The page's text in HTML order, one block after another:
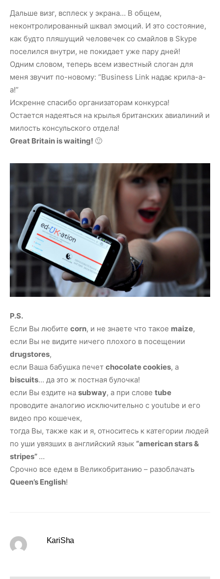
Дальше визг, всплеск у экрана… В общем,
неконтролированный шквал эмоций. И это состояние,
как будто пляшущий человечек со смайлов в Skype
поселился внутри, не покидает уже пару дней!
Одним словом, теперь всем известный слоган для
меня звучит по-новому: “Business Link надає крила-а-
а!”
Искренне спасибо организаторам конкурса!
Остается надеяться на крылья британских авиалиний и
милость консульского отдела!
Great Britain is waiting! 🙂
P.S.
Если Вы любите corn, и не знаете что такое maize,
если Вы не видите ничего плохого в посещении
drugstores,
если Ваша бабушка печет chocolate сookies, а
biscuits… да это ж постная булочка!
если Вы ездите на subway, а при слове tube
проводите аналогию исключительно с youtube и его
видео про кошечек,
тогда Вы, также как и я, относитесь к категории людей
по уши увязших в английский язык “american stars &
stripes” …
Срочно все едем в Великобританию – разоблачать
Queen’s English!
KariSha